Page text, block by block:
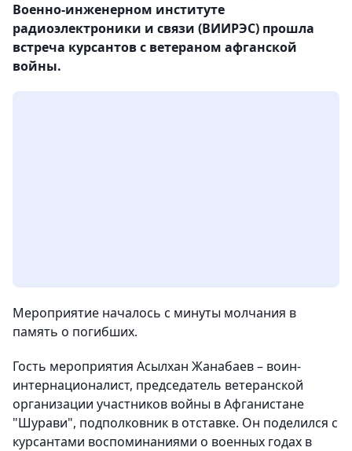
Военно-инженерном институте
радиоэлектроники и связи (ВИИРЭС) прошла
встреча курсантов с ветераном афганской
войны.
Мероприятие началось с минуты молчания в
память о погибших.
Гость мероприятия Асылхан Жанабаев – воин-
интернационалист, председатель ветеранской
организации участников войны в Афганистане
"Шурави", подполковник в отставке. Он поделился с
курсантами воспоминаниями о военных годах в